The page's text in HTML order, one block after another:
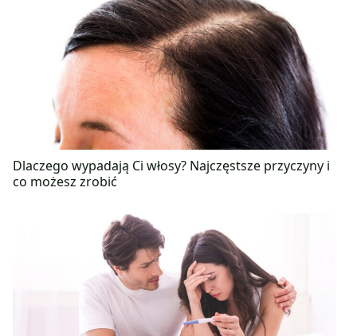
Dlaczego wypadają Ci włosy? Najczęstsze przyczyny i
co możesz zrobić